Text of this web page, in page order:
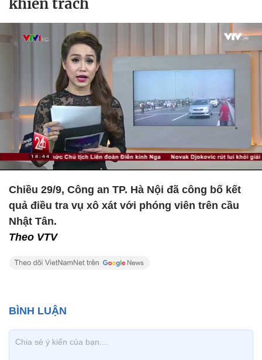
khiển trách
Chiều 29/9, Công an TP. Hà Nội đã công bố kết
quả điều tra vụ xô xát với phóng viên trên cầu
Nhật Tân.
Theo VTV